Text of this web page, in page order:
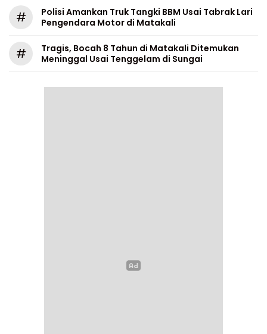
#
Polisi Amankan Truk Tangki BBM Usai Tabrak Lari
Pengendara Motor di Matakali
#
Tragis, Bocah 8 Tahun di Matakali Ditemukan
Meninggal Usai Tenggelam di Sungai